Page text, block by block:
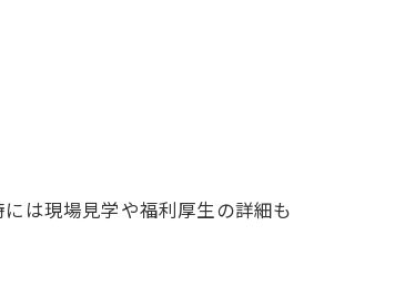
は現場見学や福利厚生の詳細も